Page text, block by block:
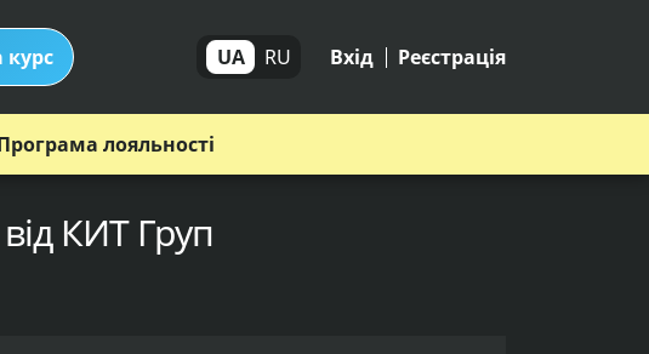
курс UA RU Вхід Реєстрація
лояльності
КИТ Груп